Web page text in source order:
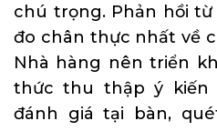
chú trọng. Phản hồi
đo chân thực nhất về
Nhà hàng nên triển
thức thu thập ý kiến
đánh giá tại bàn,